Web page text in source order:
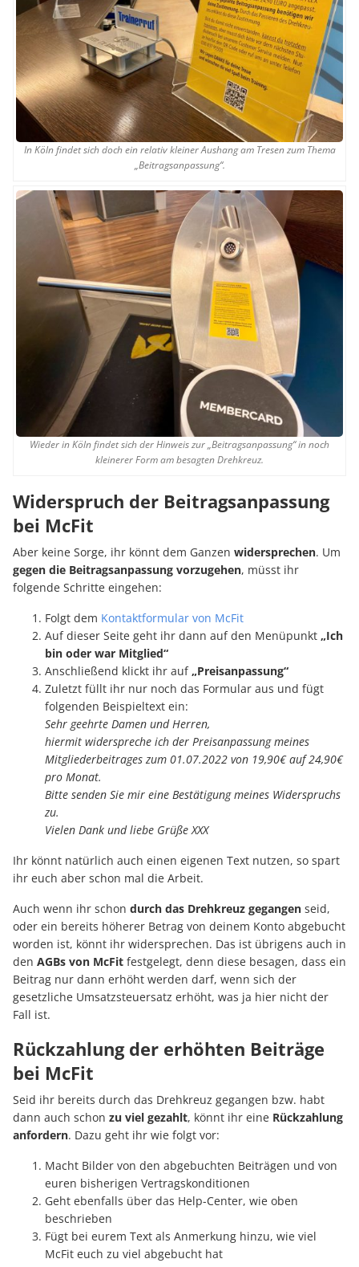
In Köln findet sich doch ein relativ kleiner Aushang am Tresen zum Thema
„Beitragsanpassung“.
Wieder in Köln findet sich der Hinweis zur „Beitragsanpassung“ in noch
kleinerer Form am besagten Drehkreuz.
Widerspruch der Beitragsanpassung
bei McFit
Aber keine Sorge, ihr könnt dem Ganzen widersprechen. Um
gegen die Beitragsanpassung vorzugehen, müsst ihr
folgende Schritte eingehen:
Folgt dem Kontaktformular von McFit
Auf dieser Seite geht ihr dann auf den Menüpunkt „Ich
bin oder war Mitglied“
Anschließend klickt ihr auf „Preisanpassung“
Zuletzt füllt ihr nur noch das Formular aus und fügt
folgenden Beispieltext ein:
Sehr geehrte Damen und Herren,
hiermit widerspreche ich der Preisanpassung meines
Mitgliederbeitrages zum 01.07.2022 von 19,90€ auf 24,90€
pro Monat.
Bitte senden Sie mir eine Bestätigung meines Widerspruchs
zu.
Vielen Dank und liebe Grüße XXX
Ihr könnt natürlich auch einen eigenen Text nutzen, so spart
ihr euch aber schon mal die Arbeit.
Auch wenn ihr schon durch das Drehkreuz gegangen seid,
oder ein bereits höherer Betrag von deinem Konto abgebucht
worden ist, könnt ihr widersprechen. Das ist übrigens auch in
den AGBs von McFit festgelegt, denn diese besagen, dass ein
Beitrag nur dann erhöht werden darf, wenn sich der
gesetzliche Umsatzsteuersatz erhöht, was ja hier nicht der
Fall ist.
Rückzahlung der erhöhten Beiträge
bei McFit
Seid ihr bereits durch das Drehkreuz gegangen bzw. habt
dann auch schon zu viel gezahlt, könnt ihr eine Rückzahlung
anfordern. Dazu geht ihr wie folgt vor:
Macht Bilder von den abgebuchten Beiträgen und von
euren bisherigen Vertragskonditionen
Geht ebenfalls über das Help-Center, wie oben
beschrieben
Fügt bei eurem Text als Anmerkung hinzu, wie viel
McFit euch zu viel abgebucht hat